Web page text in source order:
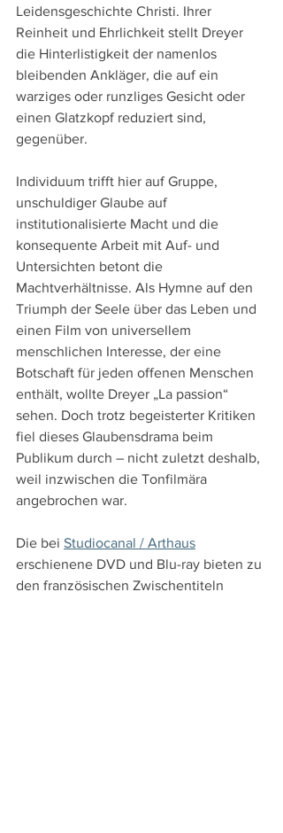
Leidensgeschichte Christi. Ihrer
Reinheit und Ehrlichkeit stellt Dreyer
die Hinterlistigkeit der namenlos
bleibenden Ankläger, die auf ein
warziges oder runzliges Gesicht oder
einen Glatzkopf reduziert sind,
gegenüber.
Individuum trifft hier auf Gruppe,
unschuldiger Glaube auf
institutionalisierte Macht und die
konsequente Arbeit mit Auf- und
Untersichten betont die
Machtverhältnisse. Als Hymne auf den
Triumph der Seele über das Leben und
einen Film von universellem
menschlichen Interesse, der eine
Botschaft für jeden offenen Menschen
enthält, wollte Dreyer „La passion“
sehen. Doch trotz begeisterter Kritiken
fiel dieses Glaubensdrama beim
Publikum durch – nicht zuletzt deshalb,
weil inzwischen die Tonfilmära
angebrochen war.
Die bei Studiocanal / Arthaus
erschienene DVD und Blu-ray bieten zu
den französischen Zwischentiteln